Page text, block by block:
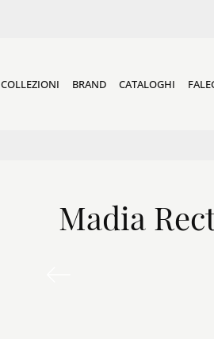
COLLEZIONI BRAND CATALOGHI
Madia